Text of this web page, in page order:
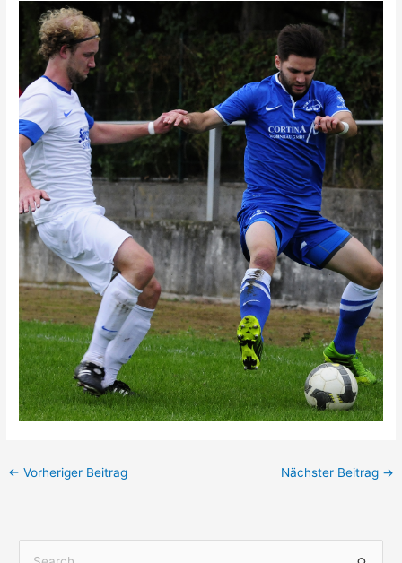
← Vorheriger Beitrag Nächster Beitrag →